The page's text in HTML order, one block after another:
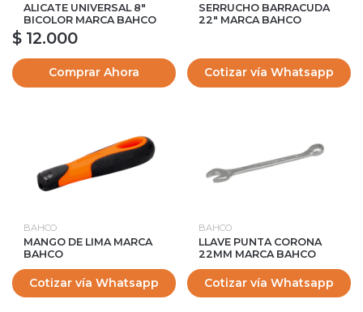
ALICATE UNIVERSAL 8"
BICOLOR MARCA BAHCO
$ 12.000
Comprar Ahora
SERRUCHO BARRACUDA
22" MARCA BAHCO
Cotizar vía Whatsapp
BAHCO
MANGO DE LIMA MARCA
BAHCO
Cotizar vía Whatsapp
BAHCO
LLAVE PUNTA CORONA
22MM MARCA BAHCO
Cotizar vía Whatsapp